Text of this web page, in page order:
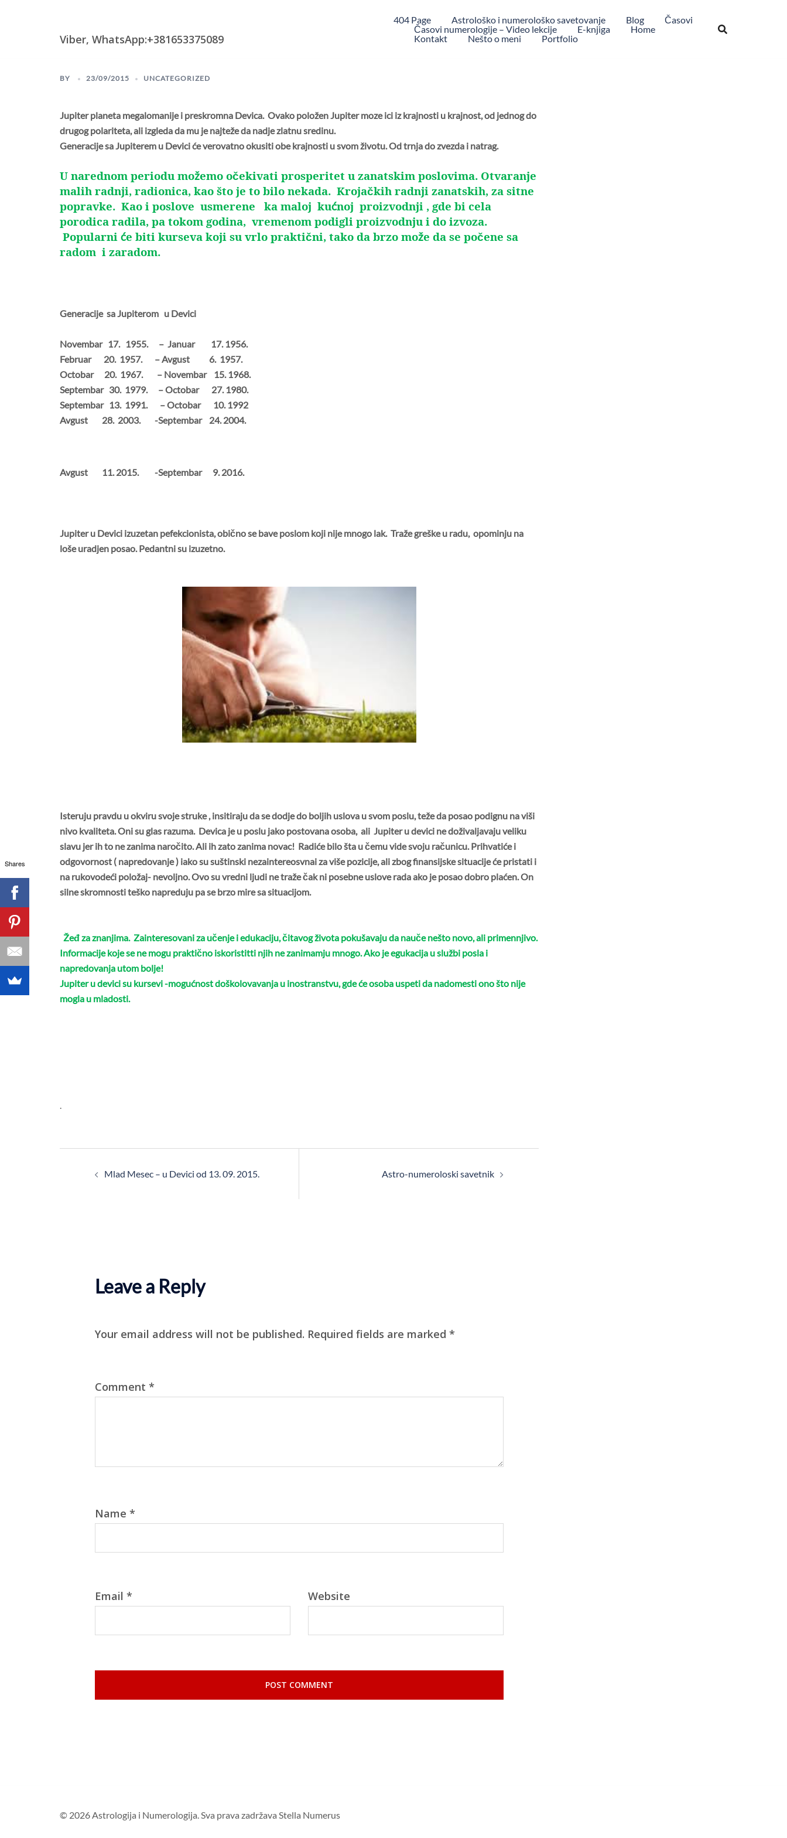
Viber, WhatsApp:+381653375089
404 Page Astrološko i numerološko savetovanje Blog
Časovi
Časovi numerologije – Video lekcije
E-knjiga
Home
Kontakt
Nešto o meni Portfolio
BY 23/09/2015 UNCATEGORIZED
Jupiter planeta megalomanije i preskromna Devica. Ovako položen Jupiter moze ici iz krajnosti u krajnost, od jednog do
drugog polariteta, ali izgleda da mu je najteže da nadje zlatnu sredinu.
Generacije sa Jupiterem u Devici će verovatno okusiti obe krajnosti u svom životu. Od trnja do zvezda i natrag.
U narednom periodu možemo očekivati prosperitet u zanatskim poslovima. Otvaranje
malih radnji, radionica, kao što je to bilo nekada. Krojačkih radnji zanatskih, za sitne
popravke. Kao i poslove usmerene ka maloj kućnoj proizvodnji , gde bi cela
porodica radila, pa tokom godina, vremenom podigli proizvodnju i do izvoza.
Popularni će biti kurseva koji su vrlo praktični, tako da brzo može da se počene sa
radom i zaradom.
Generacije sa Jupiterom u Devici
Novembar 17. 1955. – Januar 17. 1956.
Februar 20. 1957. – Avgust 6. 1957.
Octobar 20. 1967. – Novembar 15. 1968.
Septembar 30. 1979. – Octobar 27. 1980.
Septembar 13. 1991. – Octobar 10. 1992
Avgust 28. 2003. -Septembar 24. 2004.
Avgust 11. 2015. -Septembar 9. 2016.
Jupiter u Devici izuzetan pefekcionista, obično sebave poslom koji nije mnogo lak. Traže greškeu radu, opominju na
loše uradjen posao. Pedantnisu izuzetno.
Isteruju pravdu u okviru svoje struke, insitiraju da se dodje do boljih uslova u svom poslu, teže da posao podignu na viši
nivo kvaliteta. Oni su glas razuma. Devica je u poslu jako postovana osoba, ali Jupiter u devici ne doživaljavaju veliku
slavu jer ih to ne zanima naročito. Ali ih zato zanima novac! Radiće bilo šta u čemu vide svoju računicu. Prihvatiće i
odgovornost ( napredovanje ) iako su suštinski nezaintereosvnai za više pozicije, ali zbog finansijske situacije će pristati i
na rukovodeći položaj- nevoljno. Ovo su vredni ljudi ne traže čak ni posebne uslove rada ako je posao dobro plaćen. On
silne skromnosti teško napreduju pa se brzo mire sa situacijom.
Žeđ za znanjima. Zainteresovani za učenje i edukaciju, čitavog života pokušavaju da nauče nešto novo, ali primennjivo.
Informacije koje se ne mogu praktično iskoristitti njih ne zanimamju mnogo. Ako je egukacija u službi posla i
napredovanja utom bolje!
Jupiter u devici su kursevi -mogućnost doškolovavanja u inostranstvu, gde će osoba uspeti da nadomesti ono što nije
mogla u mladosti.
.
Mlad Mesec – u Devici od 13. 09. 2015. Astro-numeroloski savetnik
Leave a Reply
Your email address will not be published. Required fields are marked *
Comment *
Name *
Email * Website
© 2026 Astrologija i Numerologija. Sva prava zadržava Stella Numerus
Shares